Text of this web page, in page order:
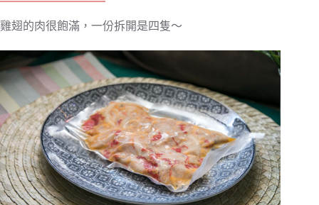
雞翅的肉很飽滿，一份拆開是四隻～